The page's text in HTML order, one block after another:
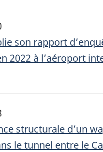
son rapport
2022 à l’aéroport
structurale d’un
le tunnel entre le